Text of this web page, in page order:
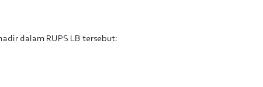
dalam RUPS LB tersebut: